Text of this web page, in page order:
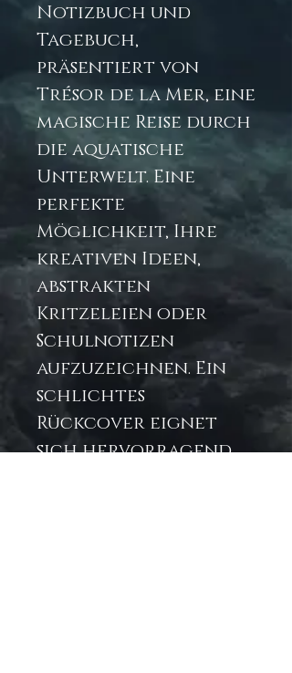
Notizbuch und
Tagebuch,
präsentiert von
Trésor de la Mer, eine
magische Reise durch
die aquatische
Unterwelt. Eine
perfekte
Möglichkeit, Ihre
kreativen Ideen,
abstrakten
Kritzeleien oder
Schulnotizen
aufzuzeichnen. Ein
schlichtes
Rückcover eignet
sich hervorragend